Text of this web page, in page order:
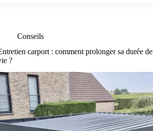
Conseils
carport : comment prolonger sa durée de
?